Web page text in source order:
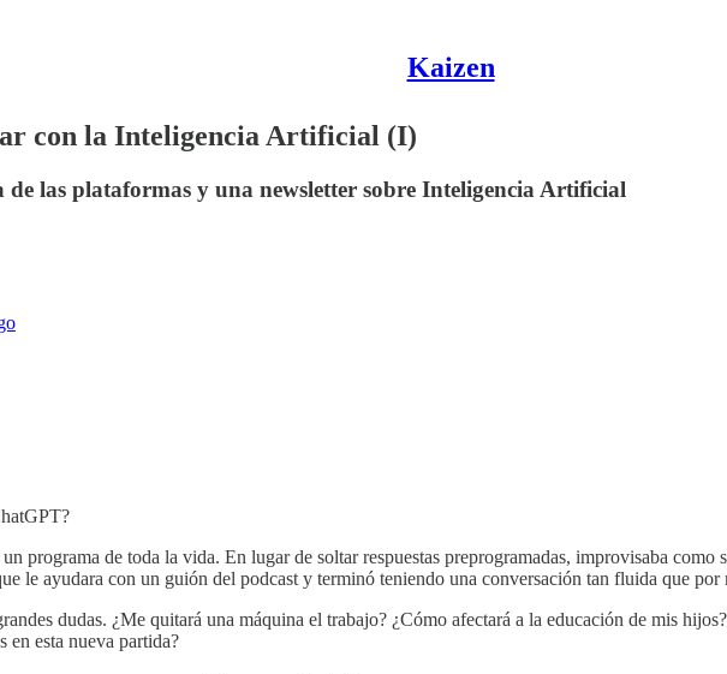
Kaizen
con la Inteligencia Artificial (I)
las plataformas y una newsletter sobre Inteligencia Artificial
programa de toda la vida. En lugar de soltar respuestas preprogramadas, improvisaba
le ayudara con un guión del podcast y terminó teniendo una conversación tan fluida que por
dudas. ¿Me quitará una máquina el trabajo? ¿Cómo afectará a la educación de mis
en esta nueva partida?